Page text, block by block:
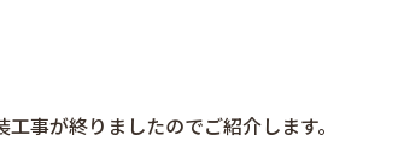
事が終りましたのでご紹介します。